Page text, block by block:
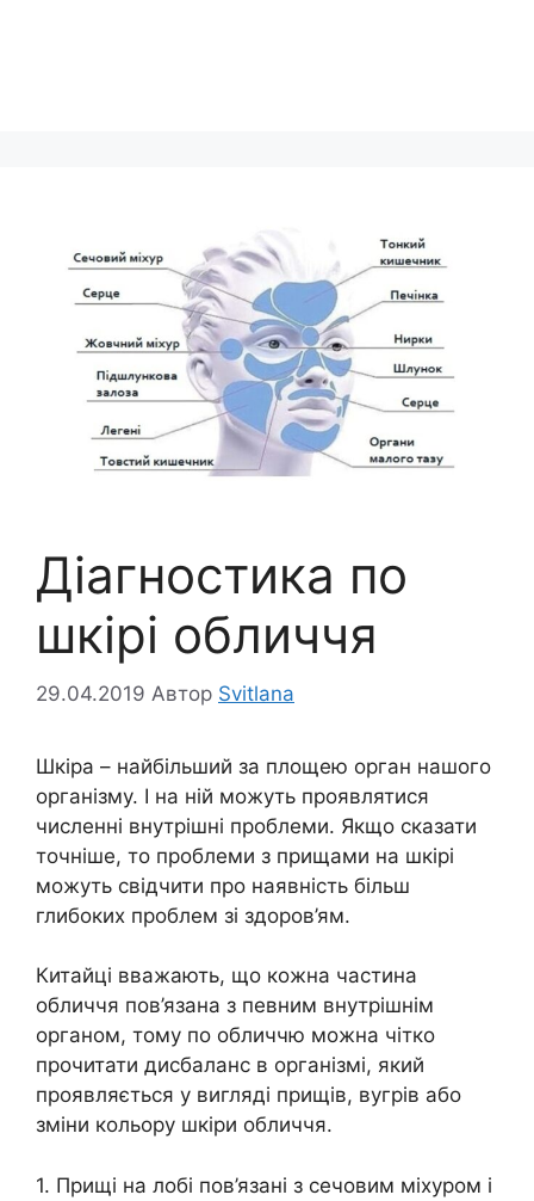
Діагностика по
шкірі обличчя
29.04.2019 Автор Svitlana
Шкіра – найбільший за площею орган нашого
організму. І на ній можуть проявлятися
численні внутрішні проблеми. Якщо сказати
точніше, то проблеми з прищами на шкірі
можуть свідчити про наявність більш
глибоких проблем зі здоров’ям.
Китайці вважають, що кожна частина
обличчя пов’язана з певним внутрішнім
органом, тому по обличчю можна чітко
прочитати дисбаланс в організмі, який
проявляється у вигляді прищів, вугрів або
зміни кольору шкіри обличчя.
1. Прищі на лобі пов’язані з сечовим міхуром і